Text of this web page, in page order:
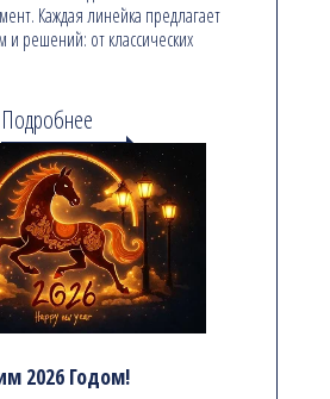
Каждая линейка предлагает
решений: от классических
Подробнее
2026 Годом!